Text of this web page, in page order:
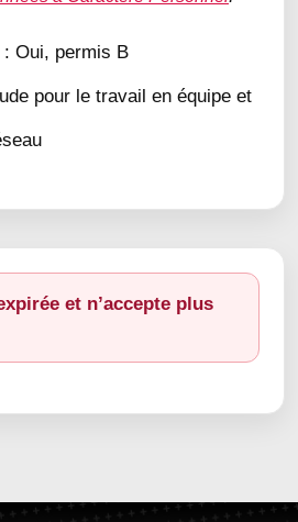
Oui, permis B
pour le travail en équipe et
et n’accepte plus